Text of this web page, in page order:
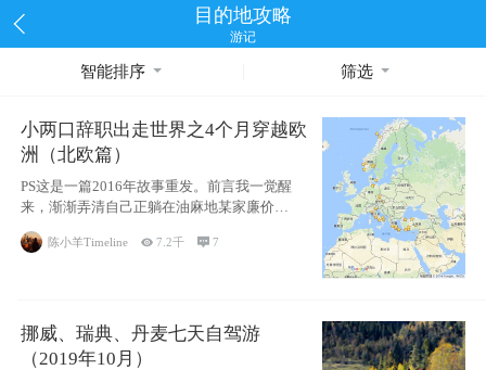
目的地攻略
游记
智能排序 筛选
小两口辞职出走世界之4个月穿越欧
洲（北欧篇）
PS这是一篇2016年故事重发。前言我一觉醒
来，渐渐弄清自己正躺在油麻地某家廉价宾
馆
陈小羊Timeline 7.2千 7
挪威、瑞典、丹麦七天自驾游
（2019年10月）